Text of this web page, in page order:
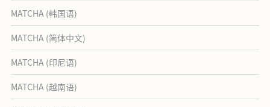
MATCHA (韩国语)
MATCHA (简体中文)
MATCHA (印尼语)
MATCHA (越南语)